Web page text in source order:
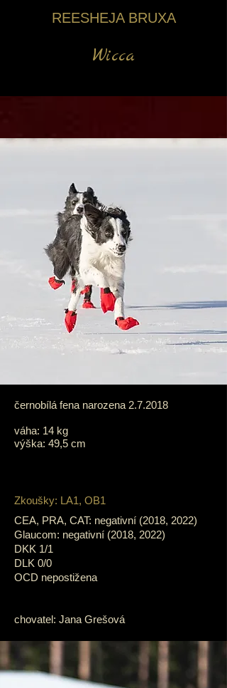
REESHEJA BRUXA
Wicca
černobílá fena narozena 2.7.2018
váha: 14 kg
výška: 49,5 cm
Zkoušky: LA1, OB1
CEA, PRA, CAT: negativní (2018, 2022)
Glaucom: negativní (2018, 2022)
DKK 1/1
DLK 0/0
OCD nepostižena
chovatel: Jana Grešová